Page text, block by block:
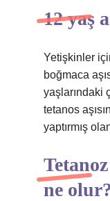
12 yaş
Yetişkinler
boğmaca
yaşlarındaki
tetanos
yaptırmış
ne